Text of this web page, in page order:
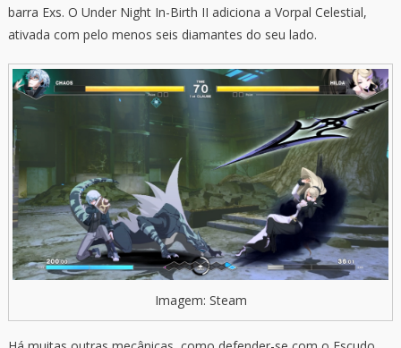
barra Exs. O Under Night In-Birth II adiciona a Vorpal Celestial,
ativada com pelo menos seis diamantes do seu lado.
Imagem: Steam